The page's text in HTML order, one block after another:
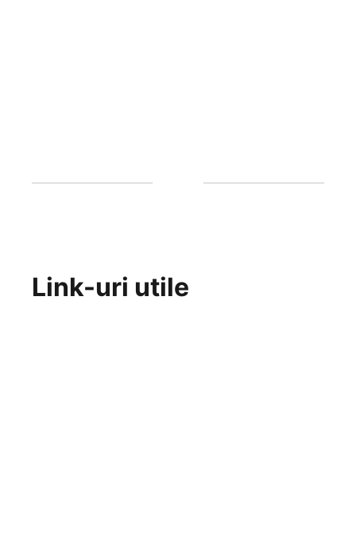
Link-uri utile